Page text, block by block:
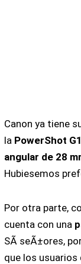
Canon ya tiene
la PowerShot
angular de 28
Hubiesemos
Por otra parte,
cuenta con una
SÃ­ seÃ±ores,
que los usuarios